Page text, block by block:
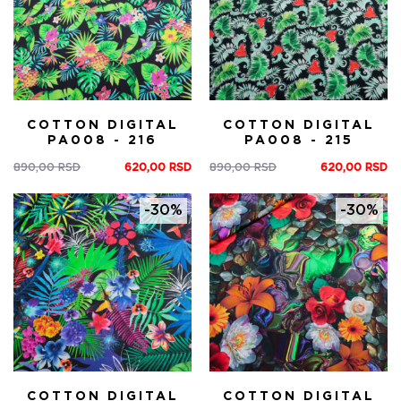
COTTON DIGITAL
PA008 - 216
890,00RSD
Оригинална
цена
је
била:
890,00 RSD.
620,00 RSD
Тренутна
цена
је:
620,00 RSD.
COTTON DIGITAL
PA008 - 215
890,00RSD
Оригинална
цена
је
била:
890,00 RSD.
620,00 RSD
Тренутна
цена
је:
620,00 RSD.
-30%
COTTON DIGITAL
-30%
COTTON DIGITAL